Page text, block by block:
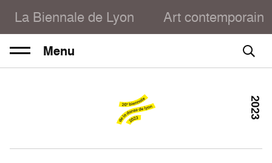
La Biennale de Lyon Art contemporain
Menu
2023